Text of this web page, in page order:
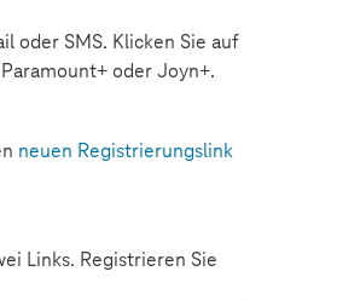
oder SMS. Klicken Sie auf
oder Joyn+.
neuen Registrierungslink
Links. Registrieren Sie